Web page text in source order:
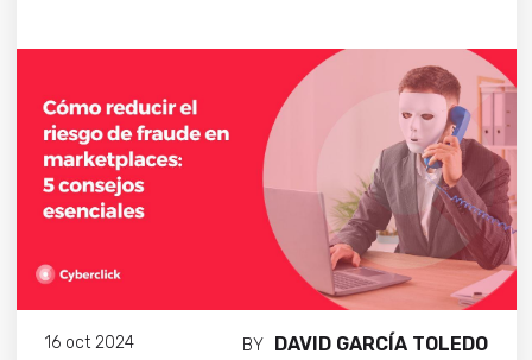
16 oct 2024 BY DAVID GARCÍA TOLEDO